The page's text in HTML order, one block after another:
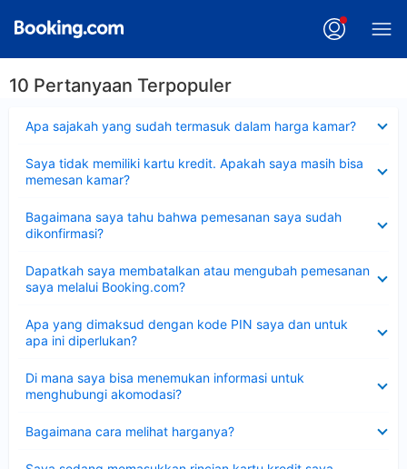
10 Pertanyaan Terpopuler
Apa sajakah yang sudah termasuk dalam harga kamar?
Saya tidak memiliki kartu kredit. Apakah saya masih bisa
memesan kamar?
Bagaimana saya tahu bahwa pemesanan saya sudah
dikonfirmasi?
Dapatkah saya membatalkan atau mengubah pemesanan
saya melalui Booking.com?
Apa yang dimaksud dengan kode PIN saya dan untuk
apa ini diperlukan?
Di mana saya bisa menemukan informasi untuk
menghubungi akomodasi?
Bagaimana cara melihat harganya?